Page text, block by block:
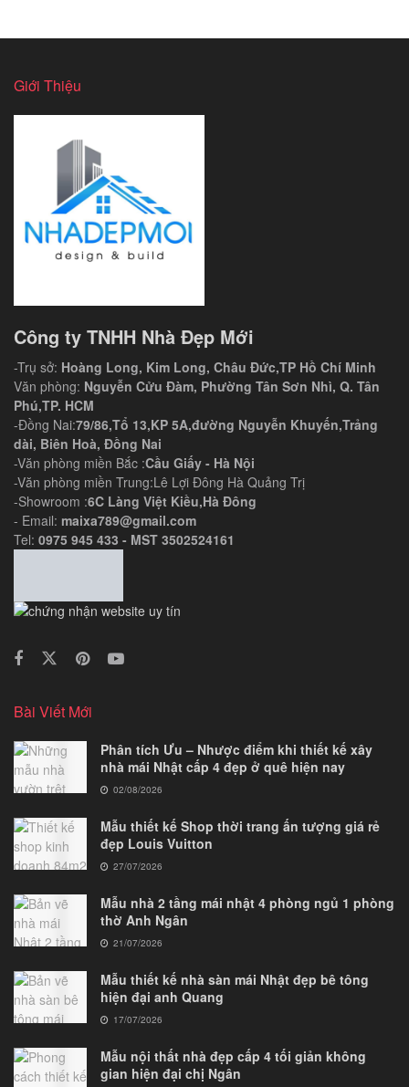
Giới Thiệu
Công ty TNHH Nhà Đẹp Mới
-Trụ sở: Hoàng Long, Kim Long, Châu Đức,TP Hồ Chí Minh
Văn phòng: Nguyễn Cửu Đàm, Phường Tân Sơn Nhì, Q. Tân
Phú,TP. HCM
-Đồng Nai:79/86,Tổ 13,KP 5A,đường Nguyễn Khuyến,Trảng
dài, Biên Hoà, Đồng Nai
-Văn phòng miền Bắc :Cầu Giấy - Hà Nội
-Văn phòng miền Trung:Lê Lợi Đông Hà Quảng Trị
-Showroom :6C Làng Việt Kiều,Hà Đông
- Email: maixa789@gmail.com
Tel: 0975 945 433 - MST 3502524161
Bài Viết Mới
Phân tích Ưu – Nhược điểm khi thiết kế xây
nhà mái Nhật cấp 4 đẹp ở quê hiện nay
02/08/2026
Mẫu thiết kế Shop thời trang ấn tượng giá rẻ
đẹp Louis Vuitton
27/07/2026
Mẫu nhà 2 tầng mái nhật 4 phòng ngủ 1 phòng
thờ Anh Ngân
21/07/2026
Mẫu thiết kế nhà sàn mái Nhật đẹp bê tông
hiện đại anh Quang
17/07/2026
Mẫu nội thất nhà đẹp cấp 4 tối giản không
gian hiện đại chị Ngân